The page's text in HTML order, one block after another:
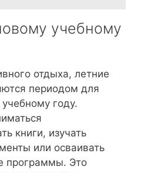
учебному
отдыха, летние
периодом для
году.
книги, изучать
или осваивать
программы. Это